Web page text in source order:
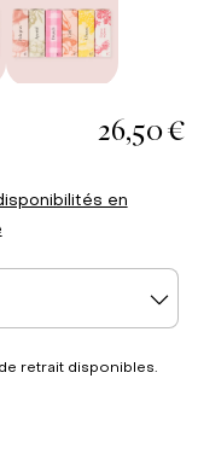
26,50 €
en
retrait disponibles.